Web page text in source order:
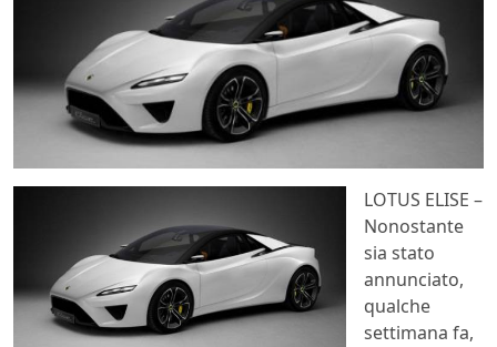
LOTUS ELISE –
Nonostante
sia stato
annunciato,
qualche
settimana fa,